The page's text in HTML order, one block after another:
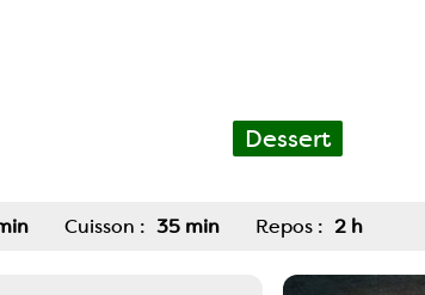
Dessert
Cuisson : 35 min Repos : 2 h